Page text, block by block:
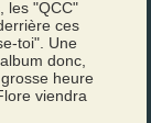
les "QCC"
ces
toi". Une
donc,
heure
viendra